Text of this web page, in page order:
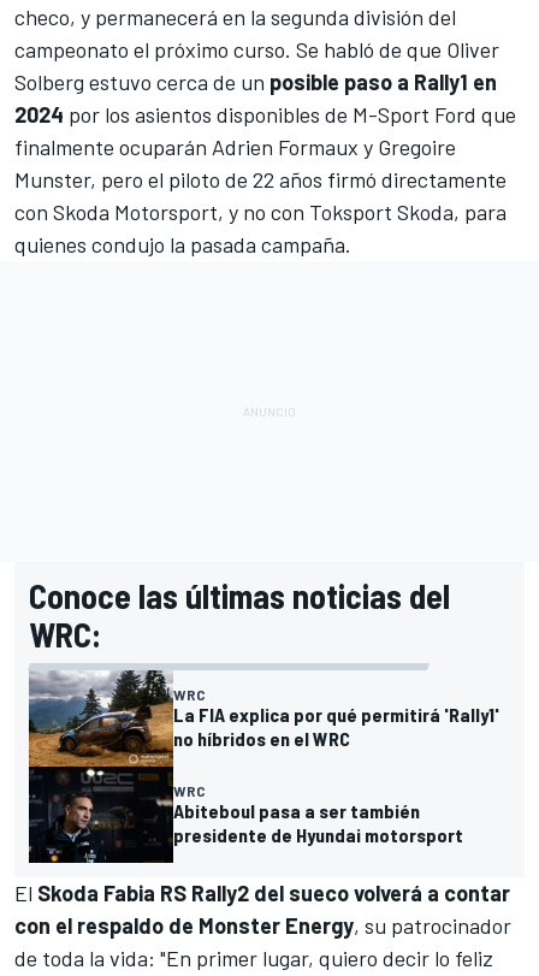
checo, y permanecerá en la segunda división del
campeonato el próximo curso. Se habló de que Oliver
Solberg estuvo cerca de un posible paso a Rally1 en
2024 por los asientos disponibles de M-Sport Ford que
finalmente ocuparán Adrien Formaux y Gregoire
Munster, pero el piloto de 22 años firmó directamente
con Skoda Motorsport, y no con Toksport Skoda, para
quienes condujo la pasada campaña.
Conoce las últimas noticias del
WRC:
WRC
La FIA explica por qué permitirá 'Rally1'
no híbridos en el WRC
WRC
Abiteboul pasa a ser también
presidente de Hyundai motorsport
El Skoda Fabia RS Rally2 del sueco volverá a contar
con el respaldo de Monster Energy, su patrocinador
de toda la vida: "En primer lugar, quiero decir lo feliz